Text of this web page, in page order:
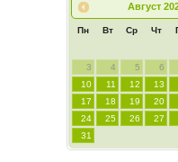
Август
Пн Вт Ср Чт
3
4 5 6
10
11 12 13
17
18 19 20
24
25 26 27
31